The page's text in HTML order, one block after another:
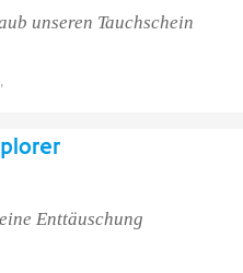
unseren Tauchschein
Enttäuschung